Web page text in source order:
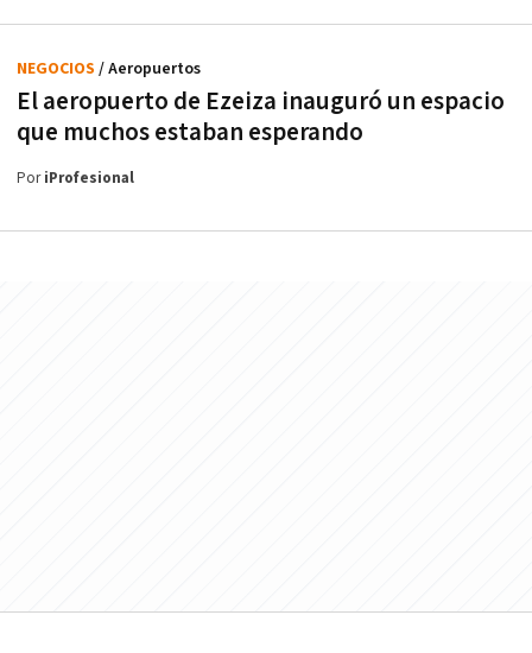
El aeropuerto de Ezeiza inauguró un espacio
que muchos estaban esperando
NEGOCIOS / Aeropuertos
PoriProfesional